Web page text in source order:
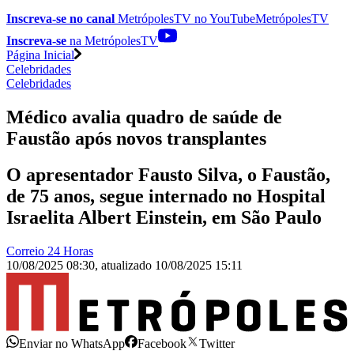
Inscreva-se no canal MetrópolesTV noYouTubeMetrópolesTV
Inscreva-se na MetrópolesTV
Página Inicial
Celebridades
Celebridades
Médico avalia quadro de saúde de
Faustão após novos transplantes
O apresentador Fausto Silva, o Faustão,
de 75 anos, segue internado no Hospital
Israelita Albert Einstein, em São Paulo
Correio 24 Horas
10/08/2025 08:30, atualizado 10/08/2025 15:11
Enviar no WhatsApp Facebook
Twitter